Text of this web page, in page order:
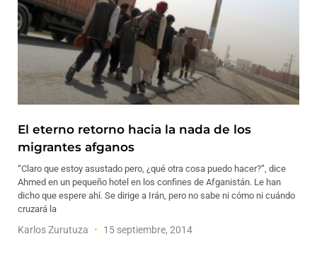
El eterno retorno hacia la nada de los
migrantes afganos
“Claro que estoy asustado pero, ¿qué otra cosa puedo hacer?”, dice
Ahmed en un pequeño hotel en los confines de Afganistán. Le han
dicho que espere ahí. Se dirige a Irán, pero no sabe ni cómo ni cuándo
cruzará la
Karlos Zurutuza 15 septiembre, 2014